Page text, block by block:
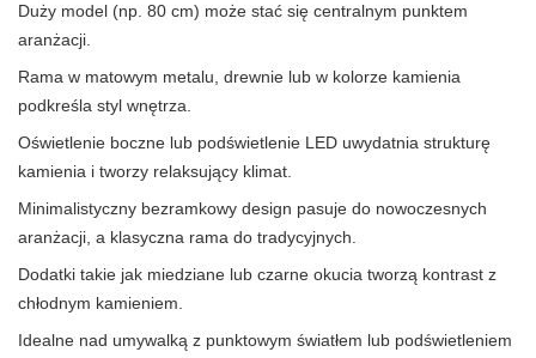
Duży model (np. 80 cm) może stać się centralnym punktem
aranżacji.
Rama w matowym metalu, drewnie lub w kolorze kamienia
podkreśla styl wnętrza.
Oświetlenie boczne lub podświetlenie LED uwydatnia strukturę
kamienia i tworzy relaksujący klimat.
Minimalistyczny bezramkowy design pasuje do nowoczesnych
aranżacji, a klasyczna rama do tradycyjnych.
Dodatki takie jak miedziane lub czarne okucia tworzą kontrast z
chłodnym kamieniem.
Idealne nad umywalką z punktowym światłem lub podświetleniem